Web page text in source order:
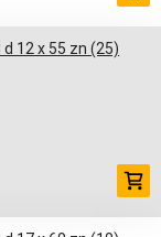
12 x 55 zn (25)